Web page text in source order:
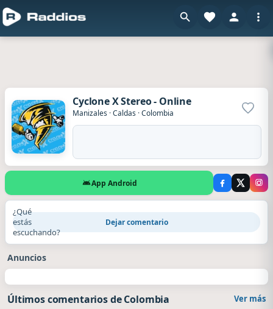
Cyclone X Stereo - Online
Manizales ·Caldas ·Colombia
App Android
¿Qué
estás
escuchando?
Dejar comentario
Anuncios
Últimos comentarios de Colombia Ver más